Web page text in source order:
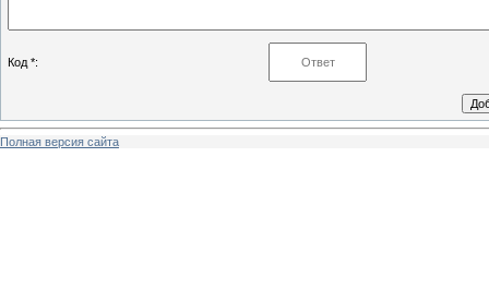
Код *:
Полная версия сайта